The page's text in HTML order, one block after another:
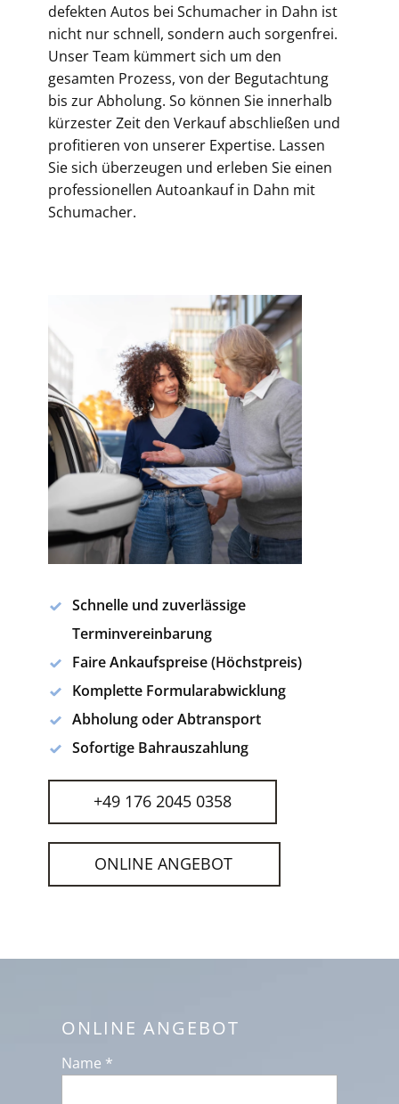
defekten Autos bei Schumacher in Dahn ist
nicht nur schnell, sondern auch sorgenfrei.
Unser Team kümmert sich um den
gesamten Prozess, von der Begutachtung
bis zur Abholung. So können Sie innerhalb
kürzester Zeit den Verkauf abschließen und
profitieren von unserer Expertise. Lassen
Sie sich überzeugen und erleben Sie einen
professionellen Autoankauf in Dahn mit
Schumacher.
Schnelle und zuverlässige
Terminvereinbarung
Faire Ankaufspreise (Höchstpreis)
Komplette Formularabwicklung
Abholung oder Abtransport
Sofortige Bahrauszahlung
+49 176 2045 0358
ONLINE ANGEBOT
ONLINE ANGEBOT
Name *